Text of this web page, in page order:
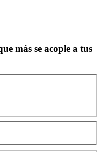
más se acople a tus